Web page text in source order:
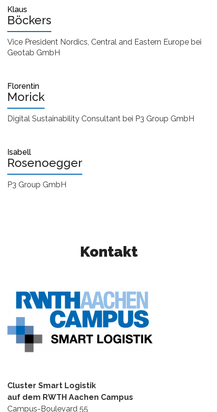
Klaus
Böckers
Vice President Nordics, Central and Eastern Europe bei
Geotab GmbH
Florentin
Morick
Digital Sustainability Consultant bei P3 Group GmbH
Isabell
Rosenoegger
P3 Group GmbH
Kontakt
Cluster Smart Logistik
auf dem RWTH Aachen Campus
Campus-Boulevard 55